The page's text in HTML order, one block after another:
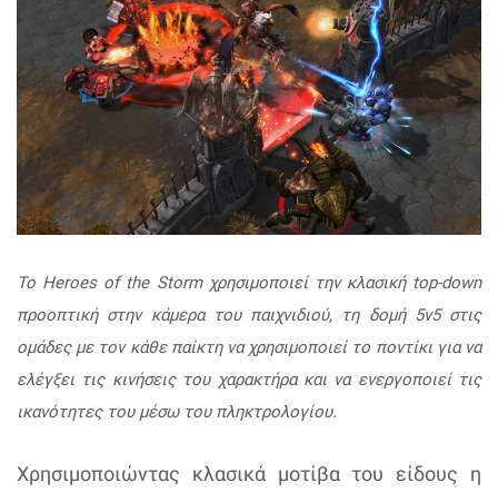
Το Heroes of the Storm χρησιμοποιεί την κλασική top-down
προοπτική στην κάμερα του παιχνιδιού, τη δομή 5v5 στις
ομάδες με τον κάθε παίκτη να χρησιμοποιεί το ποντίκι για να
ελέγξει τις κινήσεις του χαρακτήρα και να ενεργοποιεί τις
ικανότητες του μέσω του πληκτρολογίου.
Χρησιμοποιώντας κλασικά μοτίβα του είδους η